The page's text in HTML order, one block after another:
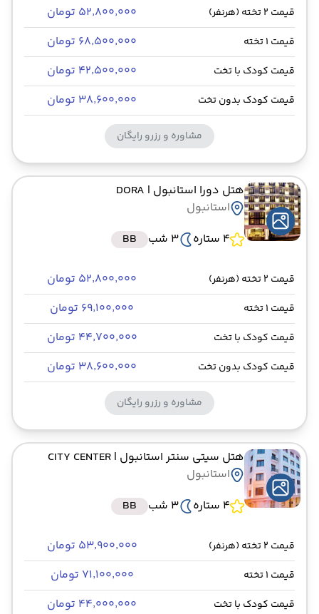
قیمت 2 تخته (هرنفر) ۵۲٬۸۰۰٬۰۰۰ تومان
قیمت 1 تخته ۶۸٬۵۰۰٬۰۰۰ تومان
قیمت کودک با تخت ۴۲٬۵۰۰٬۰۰۰ تومان
قیمت کودک بدون تخت ۳۸٬۶۰۰٬۰۰۰ تومان
مشاوره و رزرو رایگان
هتل دورا استانبول | DORA
استانبول
4 ستاره
3 شب BB
قیمت 2 تخته (هرنفر) ۵۲٬۸۰۰٬۰۰۰ تومان
قیمت 1 تخته ۶۹٬۱۰۰٬۰۰۰ تومان
قیمت کودک با تخت ۴۴٬۷۰۰٬۰۰۰ تومان
قیمت کودک بدون تخت ۳۸٬۶۰۰٬۰۰۰ تومان
مشاوره و رزرو رایگان
هتل سیتی سنتر استانبول | CITY CENTER
استانبول
4 ستاره
3 شب BB
قیمت 2 تخته (هرنفر) ۵۳٬۹۰۰٬۰۰۰ تومان
قیمت 1 تخته ۷۱٬۱۰۰٬۰۰۰ تومان
قیمت کودک با تخت ۴۴٬۰۰۰٬۰۰۰ تومان